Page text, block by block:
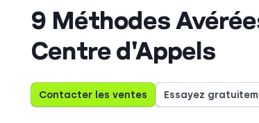
9 Méthodes
Centre d'Appels
Contacter les ventes Essayez